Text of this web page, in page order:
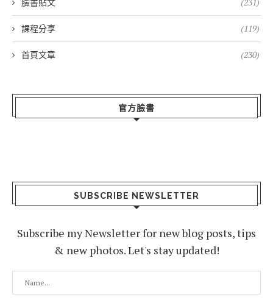
臉書貼文 (231)
課程分享 (119)
首頁文章 (230)
官方臉書
SUBSCRIBE NEWSLETTER
Subscribe my Newsletter for new blog posts, tips
& new photos. Let's stay updated!